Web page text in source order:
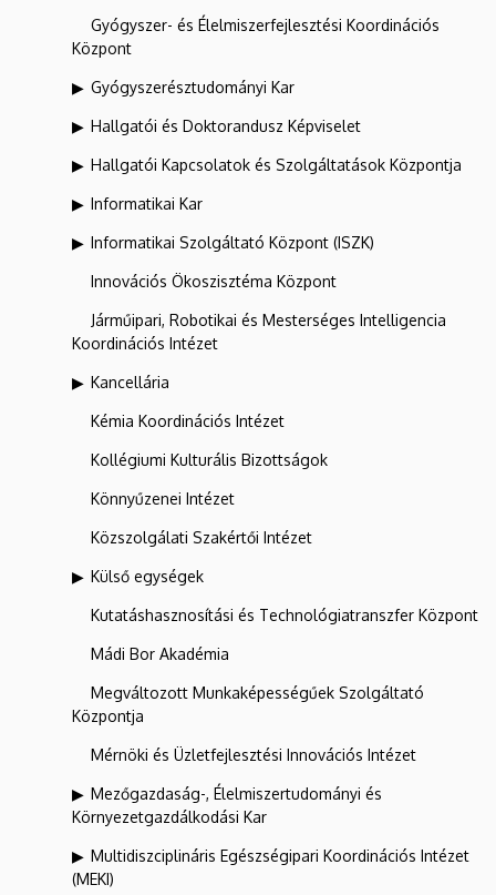
Gyógyszer- és Élelmiszerfejlesztési Koordinációs
Központ
Gyógyszerésztudományi Kar
Hallgatói és Doktorandusz Képviselet
Hallgatói Kapcsolatok és Szolgáltatások Központja
Informatikai Kar
Informatikai Szolgáltató Központ (ISZK)
Innovációs Ökoszisztéma Központ
Járműipari, Robotikai és Mesterséges Intelligencia
Koordinációs Intézet
Kancellária
Kémia Koordinációs Intézet
Kollégiumi Kulturális Bizottságok
Könnyűzenei Intézet
Közszolgálati Szakértői Intézet
Külső egységek
Kutatáshasznosítási és Technológiatranszfer Központ
Mádi Bor Akadémia
Megváltozott Munkaképességűek Szolgáltató
Központja
Mérnöki és Üzletfejlesztési Innovációs Intézet
Mezőgazdaság-, Élelmiszertudományi és
Környezetgazdálkodási Kar
Multidiszciplináris Egészségipari Koordinációs Intézet
(MEKI)